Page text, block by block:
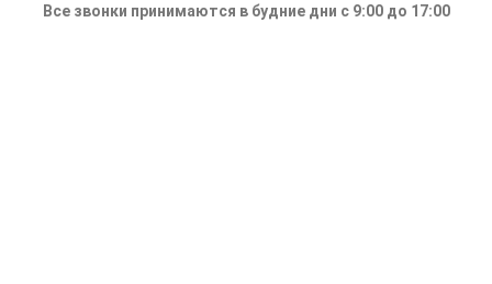
Все звонки принимаются в будние дни с 9:00 до 17:00